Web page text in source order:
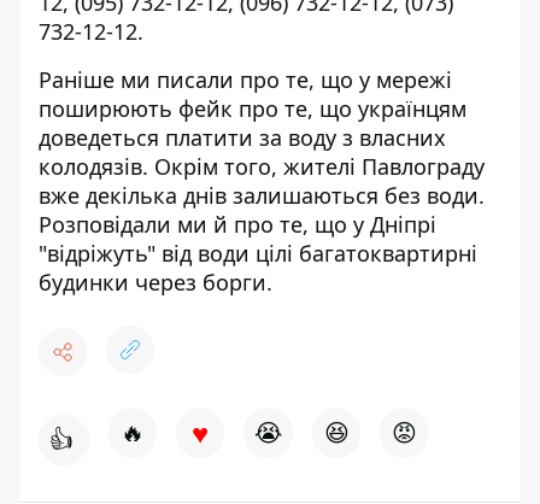
732-12-12.
Раніше ми писали про те, що у мережі
поширюють фейк про те, що українцям
доведеться платити за воду з власних
колодязів. Окрім того, жителі Павлограду
вже декілька днів залишаються без води.
Розповідали ми й про те, що у Дніпрі
"відріжуть" від води цілі багатоквартирні
будинки через борги.
👍 🔥 ♥ 😭 😆 😡